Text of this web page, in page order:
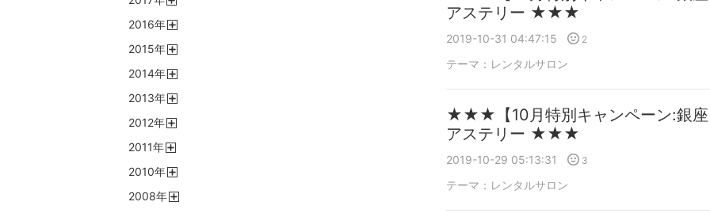
アステリー ★★★
2019-10-31 04:47:15 2
テーマ： レンタルサロン
★★★【10月特別キャンペーン:銀座
アステリー ★★★
2019-10-29 05:13:31 3
テーマ： レンタルサロン
2016年
2015年
2014年
2013年
2012年
2011年
2010年
2008年